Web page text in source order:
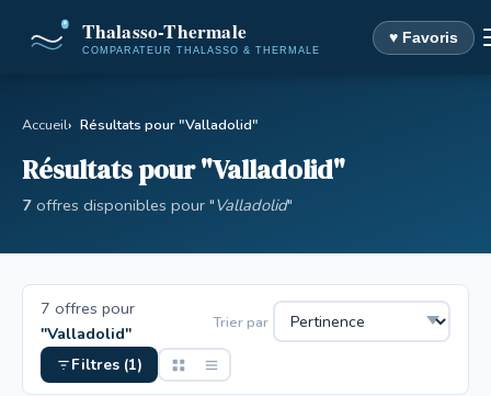
♥ Favoris
Accueil Résultats pour "Valladolid"
Résultats pour "Valladolid"
7 offres disponibles pour "Valladolid"
7 offres pour
"Valladolid"
Trier par
Filtres (1)